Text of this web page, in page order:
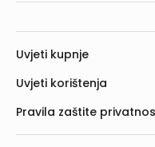
Uvjeti kupnje
Uvjeti korištenja
Pravila zaštite